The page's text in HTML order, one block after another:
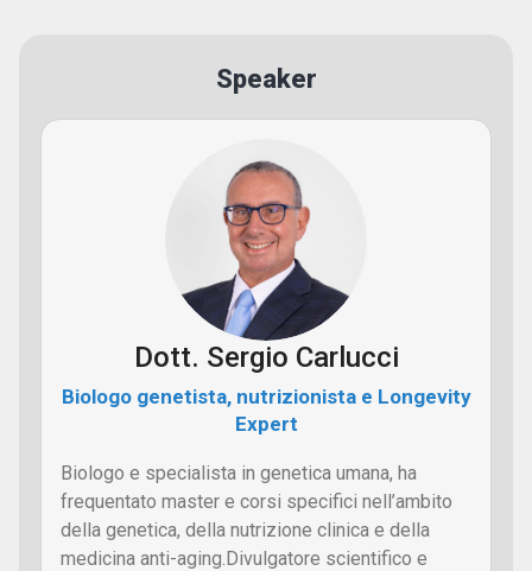
Speaker
Dott. Sergio Carlucci
Biologo genetista, nutrizionista e Longevity
Expert
Biologo e specialista in genetica umana, ha
frequentato master e corsi specifici nell’ambito
della genetica, della nutrizione clinica e della
medicina anti-aging.Divulgatore scientifico e